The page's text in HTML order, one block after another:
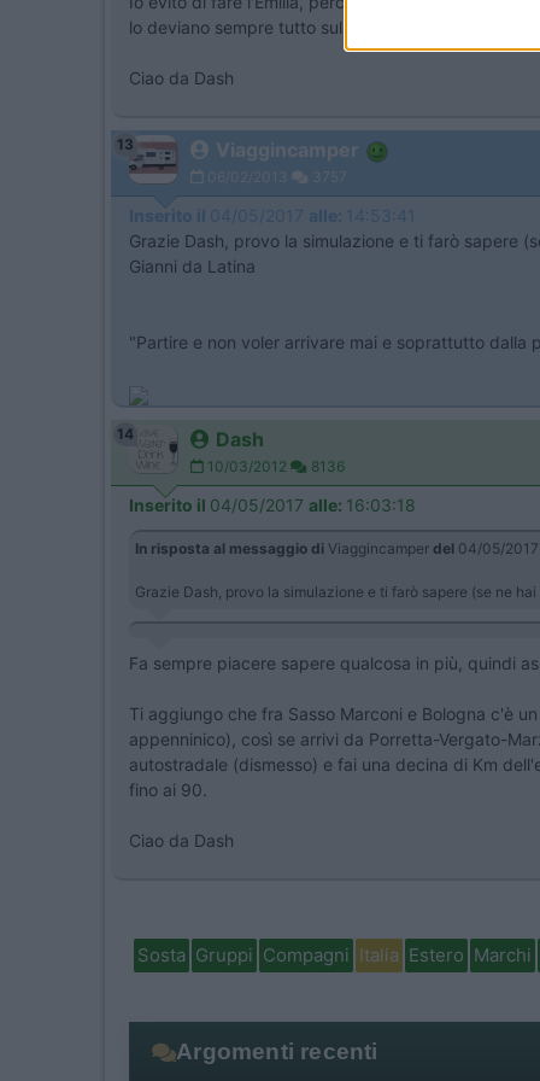
lo deviano sempre tutto sull'Emilia...
Ciao da Dash
13 Viaggincamper
06/02/2013 3757
Inserito il 04/05/2017 alle: 14:53:41
Grazie Dash, provo la simulazione e ti farò sapere
Gianni da Latina
"Partire e non voler arrivare mai e soprattutto dalla
14 Dash
10/03/2012 8136
Inserito il 04/05/2017 alle: 16:03:18
In risposta al messaggio di Viaggincamper del 04/05/2017
Grazie Dash, provo la simulazione e ti farò sapere (se ne
Fa sempre piacere sapere qualcosa in più, quindi
Ti aggiungo che fra Sasso Marconi e Bologna c'è
appenninico), così se arrivi da Porretta-Vergato-
autostradale (dismesso) e fai una decina di Km
fino ai 90.
Ciao da Dash
Sosta Gruppi Compagni Italia Estero Marchi
Argomenti recenti